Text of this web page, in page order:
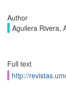
Author
Aguilera Rivera,
Full text
http://